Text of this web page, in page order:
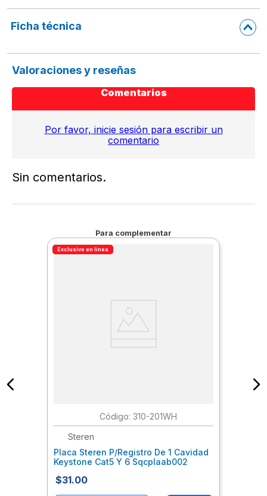
Entrada de Voltaje 120V
Frecuencia de entrada 60 Hz
Switch: On / Off  Iluminado con reset
Certificaciones: NOM-001-SCFI-1993
Ficha técnica
Valoraciones y reseñas
Comentarios
Por favor, inicie sesión para escribir un
comentario
Sin comentarios.
Para complementar
Exclusivo en línea
: 310-201WH
Steren
Placa Steren P/Registro De 1 Cavidad
Keystone Cat5 Y 6 Sqcplaab002
$31.00